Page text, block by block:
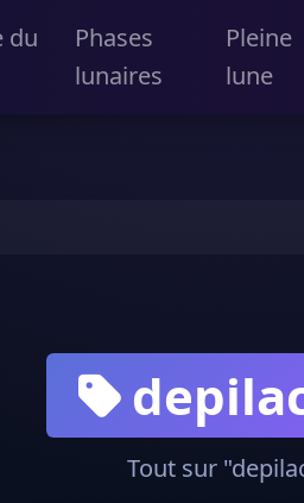
du
Phases
lunaires
Pleine
lune
Tout sur